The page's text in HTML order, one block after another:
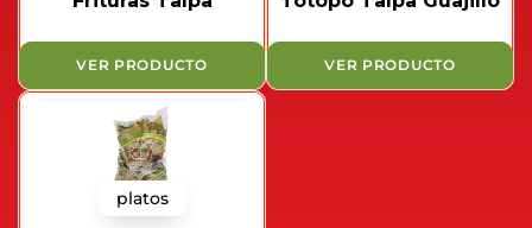
VER PRODUCTO VER PRODUCTO
platos